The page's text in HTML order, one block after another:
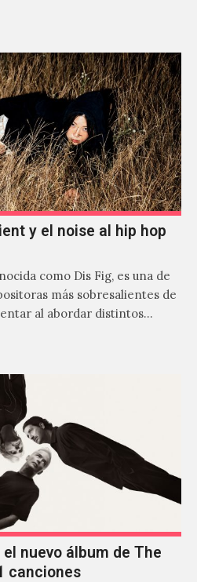
y el noise al hip hop
como Dis Fig, es una de
más sobresalientes de
al abordar distintos
nuevo álbum de The
canciones